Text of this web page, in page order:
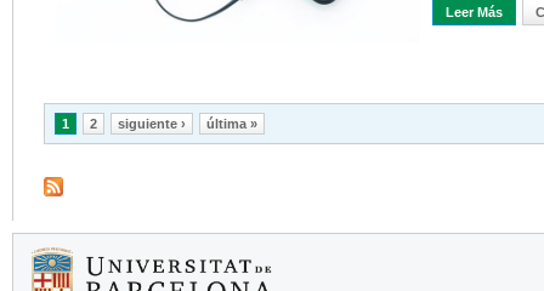
Leer Más
Páginas
1 2 siguiente › última »